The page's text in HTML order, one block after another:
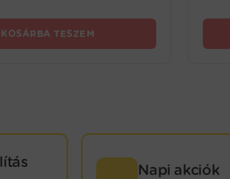
KOSÁRBA TESZEM
Napi akciók